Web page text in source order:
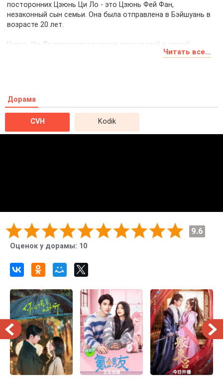
посторонних Цзюнь Ци Ло - это Цзюнь Фей Фан,
незаконный сын семьи. Она была отправлена в Бэйшуань в
возрасте 20 лет.
Цзюнь Ци Ло переживает много трудностей в чужой
стране. Ее обвиняют в шпионаже, унижают и обижают. Ци
Ло берет своего стареющего отца, ернянь и двух младших
сестер с собой, борясь за восстановление семейного
бизнеса.
Какие тайны скрывает прошлое Цзюнь Ци Ло?
Читать все...
Дорама
CVH Kodik
9.6
Оценок у дорамы: 10